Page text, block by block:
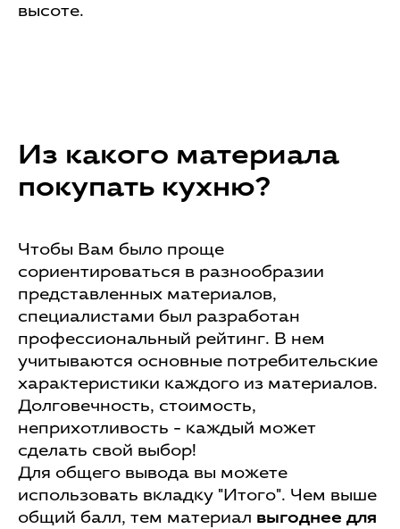
высоте.
Из какого материала
покупать кухню?
Чтобы Вам было проще
сориентироваться в разнообразии
представленных материалов,
специалистами был разработан
профессиональный рейтинг. В нем
учитываются основные потребительские
характеристики каждого из материалов.
Долговечность, стоимость,
неприхотливость - каждый может
сделать свой выбор!
Для общего вывода вы можете
использовать вкладку "Итого". Чем выше
общий балл, тем материал выгоднее для